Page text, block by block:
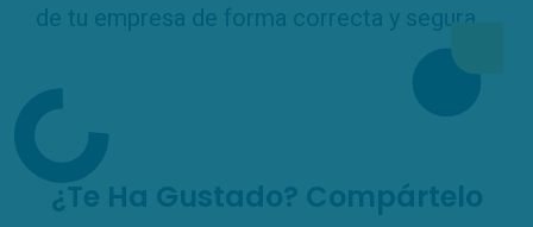
de tu empresa de forma correcta y segura.
¿Te Ha Gustado? Compártelo